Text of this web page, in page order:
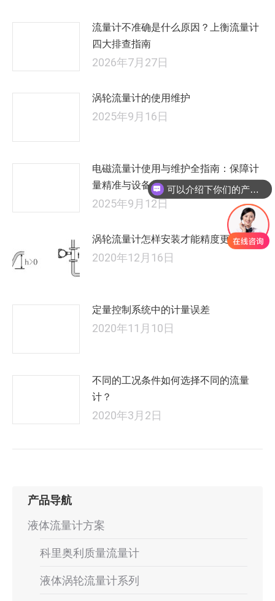
流量计不准确是什么原因？上衡流量计
四大排查指南
2026年7月27日
涡轮流量计的使用维护
2025年9月16日
电磁流量计使用与维护全指南：保障计
量精准与设备长效运行
2025年9月12日
涡轮流量计怎样安装才能精度更高？
2020年12月16日
定量控制系统中的计量误差
2020年11月10日
不同的工况条件如何选择不同的流量
计？
2020年3月2日
产品导航
液体流量计方案
科里奥利质量流量计
液体涡轮流量计系列
可以介绍下你们的产品么